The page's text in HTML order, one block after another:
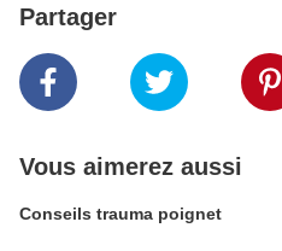
Partager
Vous aimerez aussi
Conseils trauma poignet